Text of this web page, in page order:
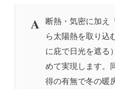
A
断熱・気密に加え
ら太陽熱を取り込
に庇で日光を遮る
めて実現します。
得の有無で冬の暖